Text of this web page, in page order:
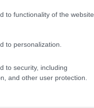
to functionality of the website
to personalization.
to security, including
and other user protection.
en het
looptijd van
leeftijd
dan 40 jaar.